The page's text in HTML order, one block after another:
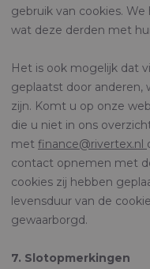
gebruik van cookies.
wat deze derden met
Het is ook mogelijk dat
geplaatst door anderen,
zijn. Komt u op onze
die u niet in ons
met finance@rivertex.nl
contact opnemen met
cookies zij hebben
levensduur van de
gewaarborgd.
7. Slotopmerkingen